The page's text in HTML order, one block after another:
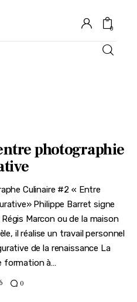
0
photographie
Culinaire #2 « Entre
Philippe Barret signe
Marcon ou de la maison
il réalise un travail personnel
de la renaissance La
formation à…
0